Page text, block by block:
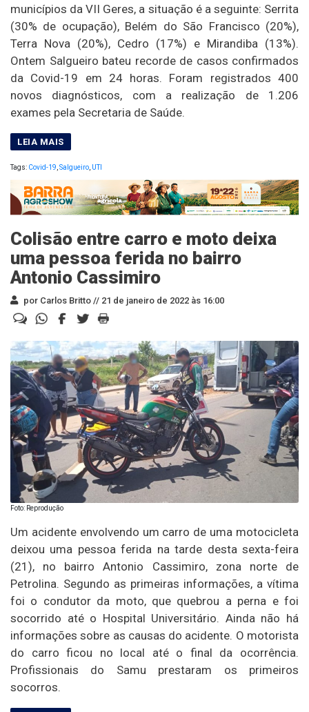
municípios da VII Geres, a situação é a seguinte: Serrita
(30% de ocupação), Belém do São Francisco (20%),
Terra Nova (20%), Cedro (17%) e Mirandiba (13%).
Ontem Salgueiro bateu recorde de casos confirmados
da Covid-19 em 24 horas. Foram registrados 400
novos diagnósticos, com a realização de 1.206
exames pela Secretaria de Saúde.
Tags: Covid-19 Salgueiro UTI
Colisão entre carro e moto deixa
uma pessoa ferida no bairro
Antonio Cassimiro
por Carlos Britto // 21 de janeiro de 2022 às 16:00
Foto: Reprodução
Um acidente envolvendo um carro de uma motocicleta
deixou uma pessoa ferida na tarde desta sexta-feira
(21), no bairro Antonio Cassimiro, zona norte de
Petrolina. Segundo as primeiras informações, a vítima
foi o condutor da moto, que quebrou a perna e foi
socorrido até o Hospital Universitário. Ainda não há
informações sobre as causas do acidente. O motorista
do carro ficou no local até o final da ocorrência.
Profissionais do Samu prestaram os primeiros
socorros.